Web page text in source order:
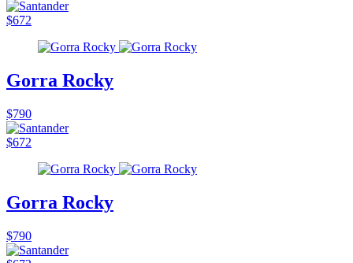
$672
Gorra Rocky
$790
$672
Gorra Rocky
$790